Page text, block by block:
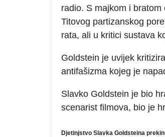
radio. S majkom i
Titovog partizanskog
rata, ali u kritici sustava
Goldstein je uvijek
antifašizma kojeg je
Slavko Goldstein je bio
scenarist filmova, bio je
Djetinjstvo Slavka Goldsteina